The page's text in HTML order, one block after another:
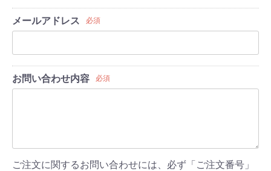
メールアドレス 必須
お問い合わせ内容 必須
ご注文に関するお問い合わせには、必ず「ご注文番号」